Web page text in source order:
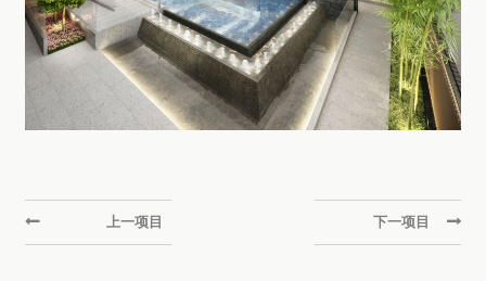
上一项目 下一项目